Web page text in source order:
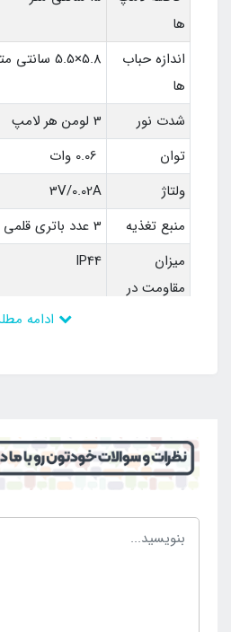
ها
اندازه حباب
ها
5.8×5.5 سانتی متر
شدت نور
3 لومن هر لامپ
توان
ولتاژ
3V/0.02A
منبع تغذیه
3 عدد باتری قلمی (AA)
میزان
مقاومت در
IP44